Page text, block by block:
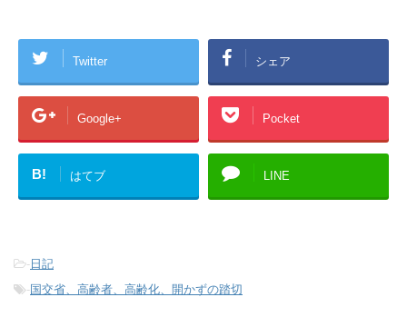
Twitter シェア
Google+ Pocket
B! はてブ LINE
- 日記
-国交省、高齢者、高齢化、開かずの踏切